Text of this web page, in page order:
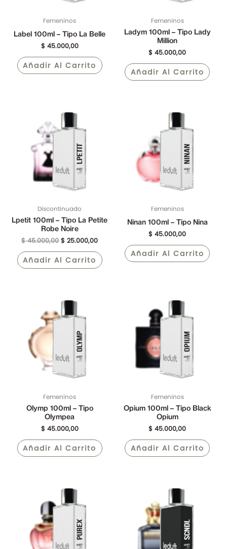
Femeninos
Label 100ml – Tipo La Belle
$ 45.000,00
Añadir Al Carrito
Femeninos
Ladym 100ml – Tipo Lady
Million
$ 45.000,00
Añadir Al Carrito
Discontinuado
Lpetit 100ml – Tipo La Petite
Robe Noire
$45.000,00
precio
original
era:
$ 45.000,00.
$ 25.000,00
Añadir Al Carrito
Femeninos
Ninan 100ml – Tipo Nina
$ 45.000,00
Añadir Al Carrito
Femeninos
Olymp 100ml – Tipo
Olympea
$ 45.000,00
Añadir Al Carrito
Femeninos
Opium 100ml – Tipo Black
Opium
$ 45.000,00
Añadir Al Carrito